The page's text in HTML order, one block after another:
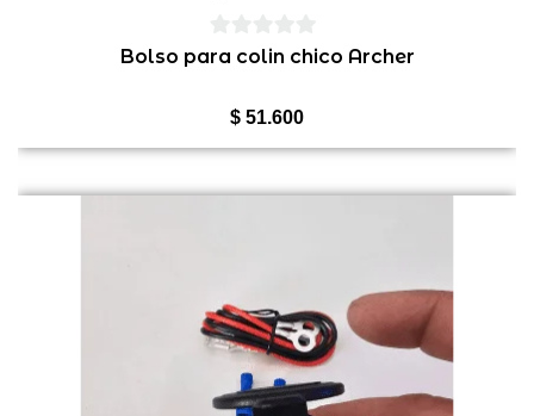
0
Bolso para colin chico Archer
$ 51.600